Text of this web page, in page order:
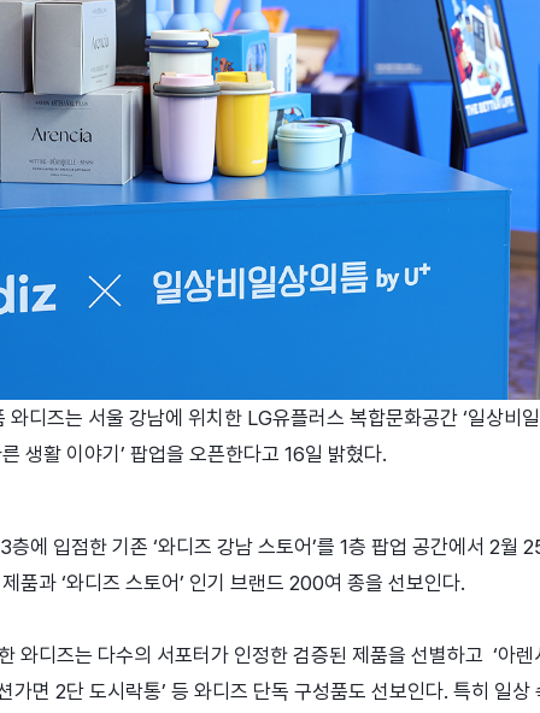
디즈는 서울 강남에 위치한 LG유플러스 복합문화공간 ‘일상비
생활 이야기’ 팝업을 오픈한다고 16일 밝혔다.
층에 입점한 기존 ‘와디즈 강남 스토어’를 1층 팝업 공간에서 2월
품과 ‘와디즈 스토어’ 인기 브랜드 200여 종을 선보인다.
와디즈는 다수의 서포터가 인정한 검증된 제품을 선별하고 ‘아
가면 2단 도시락통’ 등 와디즈 단독 구성품도 선보인다. 특히 일